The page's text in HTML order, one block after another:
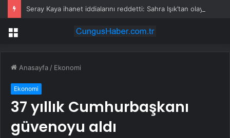
Menü
Anasayfa / Ekonomi
Ekonomi
37 yıllık Cumhurbaşkanı
güvenoyu aldı